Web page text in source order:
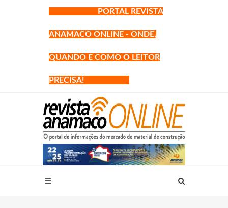
PORTAL REVISTA
ANAMACO ONLINE - ONDE,
QUANDO E COMO O LEITOR
PRECISA!